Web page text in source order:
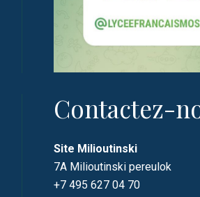
Contactez-
Site Milioutinski
7A Milioutinski pereulok
+7 495 627 04 70